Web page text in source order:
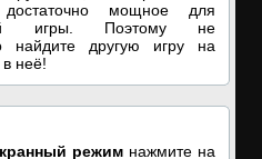
мощное для
игры. Поэтому не
найдите другую игру на
неё!
режим нажмите на